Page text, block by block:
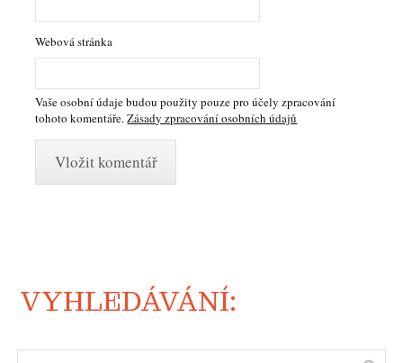
Webová stránka
Vaše osobní údaje budou použity pouze pro účely zpracování
tohoto komentáře.Zásady zpracování osobních údajů
VYHLEDÁVÁNÍ: